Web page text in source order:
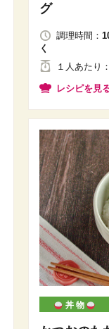
グ
調理時間：
く
１人 あたり ：
レシピを見
丼 物